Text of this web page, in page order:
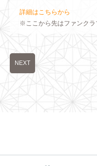
詳細はこちらから
※ここから先はファンクラ
NEXT